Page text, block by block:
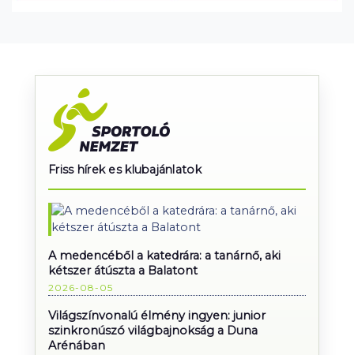
Friss hírek es klubajánlatok
A medencéből a katedrára: a tanárnő, aki
kétszer átúszta a Balatont
2026-08-05
Világszínvonalú élmény ingyen: junior
szinkronúszó világbajnokság a Duna
Arénában